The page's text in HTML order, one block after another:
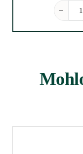
Riedel